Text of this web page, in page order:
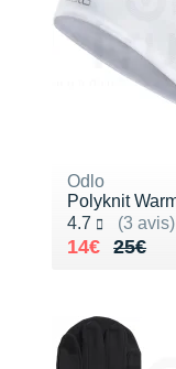
Odlo
Polyknit
4.7
(3 avis)
Noté 4.7 sur 5
25€
Au lieu de
14€
Vendu 14€